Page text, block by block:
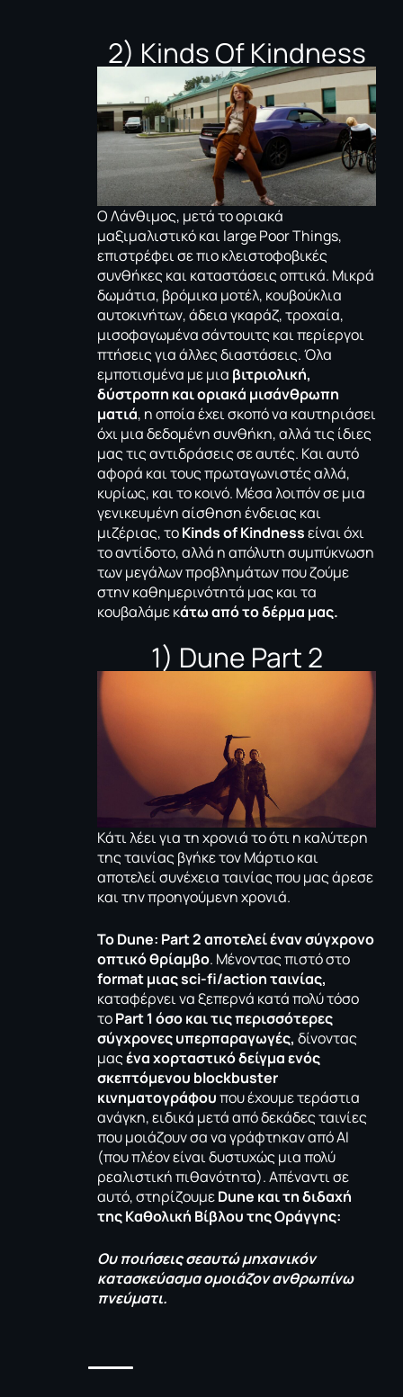
2) Kinds Of Kindness
Ο Λάνθιμος, μετά το οριακά
μαξιμαλιστικό και largePoor Things,
επιστρέφει σε πιο κλειστοφοβικές
συνθήκες και καταστάσεις οπτικά. Μικρά
δωμάτια, βρόμικα μοτέλ, κουβούκλια
αυτοκινήτων, άδεια γκαράζ, τροχαία,
μισοφαγωμένα σάντουιτς και περίεργοι
πτήσεις για άλλες διαστάσεις. Όλα
εμποτισμένα με μια βιτριολική,
δύστροπη και οριακά μισάνθρωπη
ματιά, η οποία έχει σκοπό να καυτηριάσει
όχι μια δεδομένη συνθήκη, αλλά τις ίδιες
μας τις αντιδράσεις σε αυτές. Και αυτό
αφορά και τους πρωταγωνιστές αλλά,
κυρίως, και το κοινό. Μέσα λοιπόν σε μια
γενικευμένη αίσθηση ένδειας και
μιζέριας, τοKinds of Kindnessείναι όχι
το αντίδοτο, αλλά η απόλυτη συμπύκνωση
των μεγάλων προβλημάτων που ζούμε
στην καθημερινότητά μας και τα
κουβαλάμε κάτω από το δέρμα μας.
1) Dune Part 2
Κάτι λέει για τη χρονιά το ότι η καλύτερη
της ταινίας βγήκε τον Μάρτιο και
αποτελεί συνέχεια ταινίας που μας άρεσε
και την προηγούμενη χρονιά.
ΤοDune: Part 2 αποτελεί έναν σύγχρονο
οπτικό θρίαμβο. Μένοντας πιστό στο
format μιαςsci-fi/action ταινίας,
καταφέρνει να ξεπερνά κατά πολύ τόσο
τοPart 1 όσο και τις περισσότερες
σύγχρονες υπερπαραγωγές, δίνοντας
μαςένα χορταστικό δείγμα ενός
σκεπτόμενου blockbuster
κινηματογράφουπου έχουμε τεράστια
ανάγκη, ειδικά μετά από δεκάδες ταινίες
που μοιάζουν σα να γράφτηκαν από ΑΙ
(που πλέον είναι δυστυχώς μια πολύ
ρεαλιστική πιθανότητα). Απέναντι σε
αυτό, στηρίζουμεDune και τη διδαχή
τηςKαθολική Βίβλου της Οράγγης:
Ου ποιήσεις σεαυτώ μηχανικόν
κατασκεύασμα ομοιάζον ανθρωπίνω
πνεύματι.